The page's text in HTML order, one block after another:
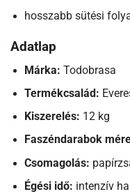
hosszabb sütési
Adatlap
Márka: Todobrasa
Termékcsalád:
Kiszerelés: 12 kg
Faszéndarabok
Csomagolás:
Égési idő: intenzív